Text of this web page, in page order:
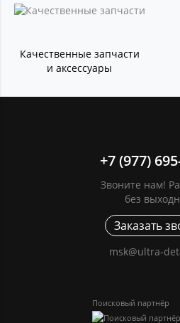
Качественные запчасти
и аксессуары
+7 (977)
Звоните нам!
без
Заказать
msk@ultra-
Поисковый партнёр